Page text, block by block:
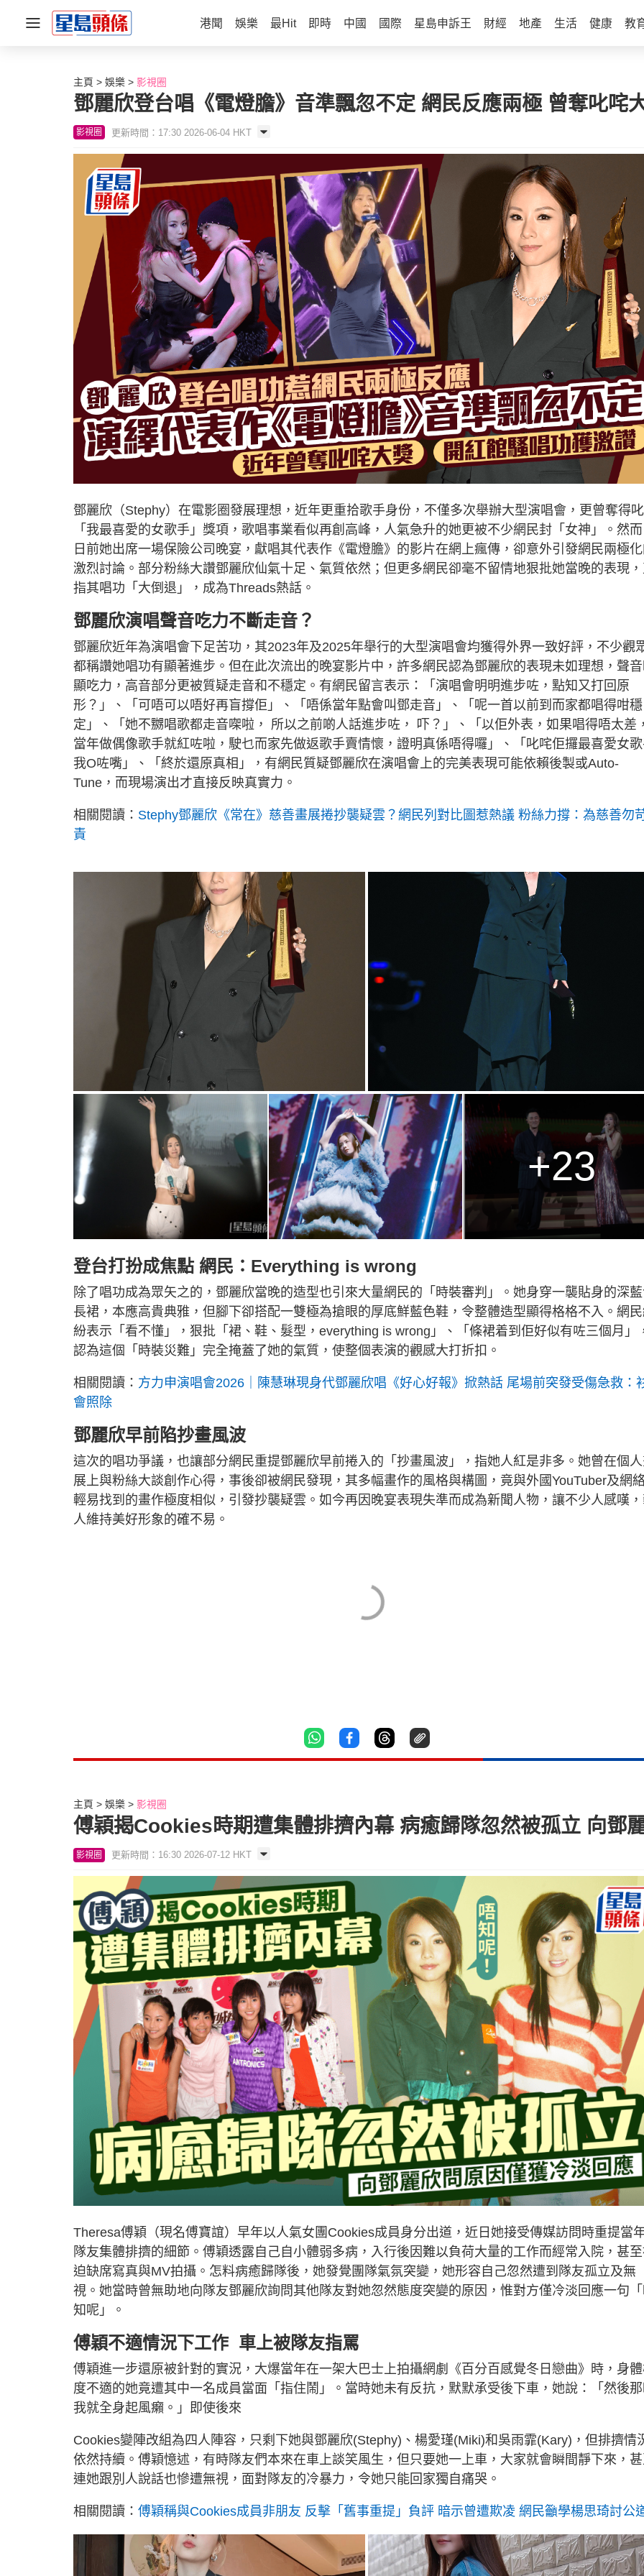
港聞 娛樂 最Hit 即時 中國 國際 星島申訴王 財經 地產 生活 健康 教
主頁 娛樂 影視圈
鄧麗欣登台唱《電燈膽》音準飄忽不定 網民反應兩極 曾奪叱咤
影視圈 更新時間：17:30 2026-06-04 HKT
鄧麗欣（Stephy）在電影圈發展理想，近年更重拾歌手身份，不僅多次舉辦大型演唱會，更曾奪得
「我最喜愛的女歌手」獎項，歌唱事業看似再創高峰，人氣急升的她更被不少網民封「女神」。然而
日前她出席一場保險公司晚宴，獻唱其代表作《電燈膽》的影片在網上瘋傳，卻意外引發網民兩極
激烈討論。部分粉絲大讚鄧麗欣仙氣十足、氣質依然；但更多網民卻毫不留情地狠批她當晚的表現
指其唱功「大倒退」，成為Threads熱話。
鄧麗欣演唱聲音吃力不斷走音？
鄧麗欣近年為演唱會下足苦功，其2023年及2025年舉行的大型演唱會均獲得外界一致好評，不少觀
都稱讚她唱功有顯著進步。但在此次流出的晚宴影片中，許多網民認為鄧麗欣的表現未如理想，聲
顯吃力，高音部分更被質疑走音和不穩定。有網民留言表示：「演唱會明明進步咗，點知又打回原
形？」、「可唔可以唔好再盲撐佢」、「唔係當年點會叫鄧走音」、「呢一首以前到而家都唱得咁穩
定」、「她不嬲唱歌都走音㗎啦， 所以之前啲人話進步咗， 吓？」、「以佢外表，如果唱得唔太差，
當年做偶像歌手就紅咗啦，駛乜而家先做返歌手賣情懷，證明真係唔得囉」、「叱咤佢攞最喜愛女
我O咗嘴」、「終於還原真相」，有網民質疑鄧麗欣在演唱會上的完美表現可能依賴後製或Auto-
Tune，而現場演出才直接反映真實力。
相關閱讀： Stephy鄧麗欣《常在》慈善畫展捲抄襲疑雲？網民列對比圖惹熱議 粉絲力撐：為慈善勿
責
+23
登台打扮成焦點 網民：Everything is wrong
除了唱功成為眾矢之的，鄧麗欣當晚的造型也引來大量網民的「時裝審判」。她身穿一襲貼身的深
長裙，本應高貴典雅，但腳下卻搭配一雙極為搶眼的厚底鮮藍色鞋，令整體造型顯得格格不入。網
紛表示「看不懂」，狠批「裙、鞋、髮型，everything is wrong」、「條裙着到佢好似有咗三個月」
認為這個「時裝災難」完全掩蓋了她的氣質，使整個表演的觀感大打折扣。
相關閱讀： 方力申演唱會2026｜陳慧琳現身代鄧麗欣唱《好心好報》掀熱話 尾場前突發受傷急救：
會照除
鄧麗欣早前陷抄畫風波
這次的唱功爭議，也讓部分網民重提鄧麗欣早前捲入的「抄畫風波」，指她人紅是非多。她曾在個
展上與粉絲大談創作心得，事後卻被網民發現，其多幅畫作的風格與構圖，竟與外國YouTuber及網
輕易找到的畫作極度相似，引發抄襲疑雲。如今再因晚宴表現失準而成為新聞人物，讓不少人感嘆
人維持美好形象的確不易。
主頁 娛樂 影視圈
傅穎揭Cookies時期遭集體排擠內幕 病癒歸隊忽然被孤立 向鄧
影視圈 更新時間：16:30 2026-07-12 HKT
Theresa傅穎（現名傅寶誼）早年以人氣女團Cookies成員身分出道，近日她接受傳媒訪問時重提當
隊友集體排擠的細節。傅穎透露自己自小體弱多病，入行後因難以負荷大量的工作而經常入院，甚
迫缺席寫真與MV拍攝。怎料病癒歸隊後，她發覺團隊氣氛突變，她形容自己忽然遭到隊友孤立及無
視。她當時曾無助地向隊友鄧麗欣詢問其他隊友對她忽然態度突變的原因，惟對方僅冷淡回應一句
知呢」。
傅穎不適情況下工作 車上被隊友指罵
傅穎進一步還原被針對的實況，大爆當年在一架大巴士上拍攝網劇《百分百感覺冬日戀曲》時，身
度不適的她竟遭其中一名成員當面「指住鬧」。當時她未有反抗，默默承受後下車，她說：「然後
我就全身起風癩。」即使後來
Cookies變陣改組為四人陣容，只剩下她與鄧麗欣(Stephy)、楊愛瑾(Miki)和吳雨霏(Kary)，但排擠情
依然持續。傅穎憶述，有時隊友們本來在車上談笑風生，但只要她一上車，大家就會瞬間靜下來，
連她跟別人說話也慘遭無視，面對隊友的冷暴力，令她只能回家獨自痛哭。
相關閱讀： 傅穎稱與Cookies成員非朋友 反擊「舊事重提」負評 暗示曾遭欺凌 網民籲學楊思琦討公